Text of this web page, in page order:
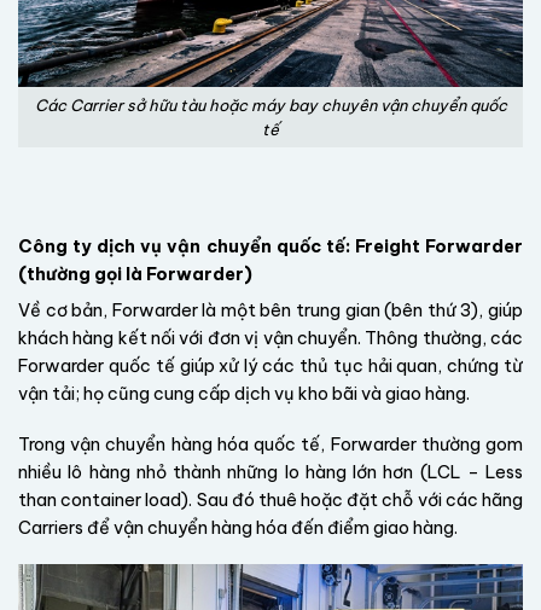
Các Carrier sở hữu tàu hoặc máy bay chuyên vận chuyển quốc
tế
Công ty dịch vụ vận chuyển quốc tế: Freight Forwarder
(thường gọi là Forwarder)
Về cơ bản, Forwarder là một bên trung gian (bên thứ 3), giúp
khách hàng kết nối với đơn vị vận chuyển. Thông thường, các
Forwarder quốc tế giúp xử lý các thủ tục hải quan, chứng từ
vận tải; họ cũng cung cấp dịch vụ kho bãi và giao hàng.
Trong vận chuyển hàng hóa quốc tế, Forwarder thường gom
nhiều lô hàng nhỏ thành những lo hàng lớn hơn (LCL – Less
than container load). Sau đó thuê hoặc đặt chỗ với các hãng
Carriers để vận chuyển hàng hóa đến điểm giao hàng.